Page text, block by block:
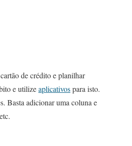
de crédito e planilhar
e utilizeaplicativospara isto.
Basta adicionar uma coluna e